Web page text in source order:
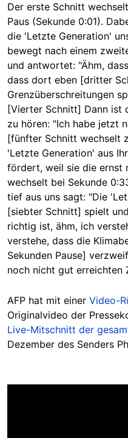
Der erste Schnitt
Paus (Sekunde 0:01).
die 'Letzte Generation'
bewegt nach einem
und antwortet: "Ähm,
dass dort eben [dritter
Grenzüberschreitungen
[Vierter Schnitt] Dann ist
zu hören: "Ich habe jetzt
[fünfter Schnitt wechselt
'Letzte Generation' aus
fördert, weil sie die ernst
wechselt bei Sekunde
tief aus uns sagt: "Die
[siebter Schnitt] spielt
richtig ist, ähm, ich
verstehe, dass die
Sekunden Pause]
noch nicht gut erreichten
AFP hat mit einer Video-
Originalvideo der
Live-Mitschnitt der
Dezember des Senders